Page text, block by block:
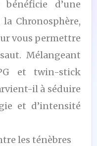
d’une
Chronosphère,
vous permettre
Mélangeant
et twin-stick
il à séduire
et d’intensité
les ténèbres